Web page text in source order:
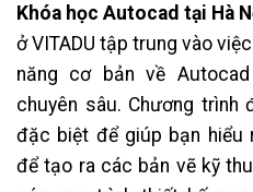
Khóa học Autocad tại Hà
ở VITADU tập trung vào
năng cơ bản về
chuyên sâu. Chương
đặc biệt để giúp bạn hiểu
để tạo ra các bản vẽ kỹ